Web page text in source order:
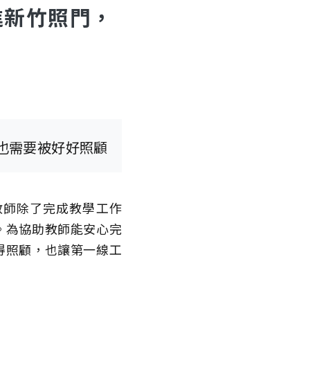
竹照門，
需要被好好照顧
除了完成教學工作
為協助教師能安心完
顧，也讓第一線工